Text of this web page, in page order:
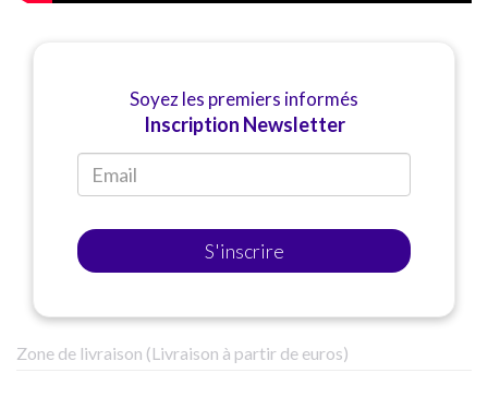
Soyez les premiers informés
Inscription Newsletter
S'inscrire
Zone de livraison (Livraison à partir de euros)